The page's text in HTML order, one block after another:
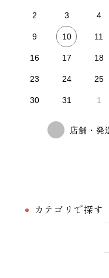
カテゴリで探す
2 3 4
9 10 11
16 17 18
23 24 25
30 31 1
店舗・発